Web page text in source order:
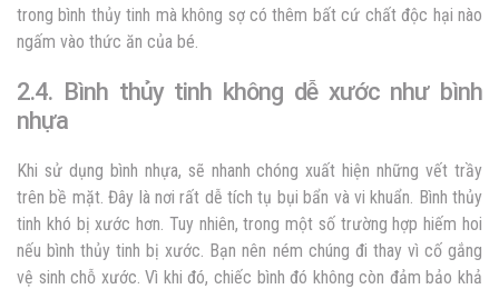
trong bình thủy tinh mà không sợ có thêm bất cứ chất độc hại nào
ngấm vào thức ăn của bé.
2.4. Bình thủy tinh không dễ xước như bình
nhựa
Khi sử dụng bình nhựa, sẽ nhanh chóng xuất hiện những vết trầy
trên bề mặt. Đây là nơi rất dễ tích tụ bụi bẩn và vi khuẩn. Bình thủy
tinh khó bị xước hơn. Tuy nhiên, trong một số trường hợp hiếm hoi
nếu bình thủy tinh bị xước. Bạn nên ném chúng đi thay vì cố gắng
vệ sinh chỗ xước. Vì khi đó, chiếc bình đó không còn đảm bảo khả